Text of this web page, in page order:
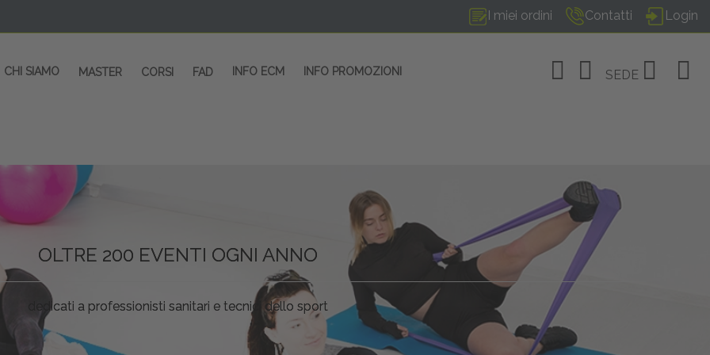
I miei ordini Contatti Login
CHI SIAMO MASTER CORSI FAD INFO ECM INFO PROMOZIONI SEDE
CORSI RESIDENZIALI
MASTER IN ALTA FORMAZIONE
ACCREDITAMENTO ECM
OLTRE 200 EVENTI OGNI ANNO
dedicati a professionisti sanitari e tecnici dello sport